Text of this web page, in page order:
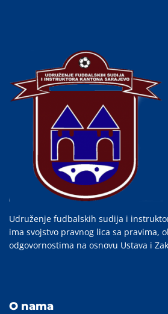
Udruženje fudbalskih sudija i
ima svojstvo pravnog lica sa pravima,
odgovornostima na osnovu Ustava i
O nama